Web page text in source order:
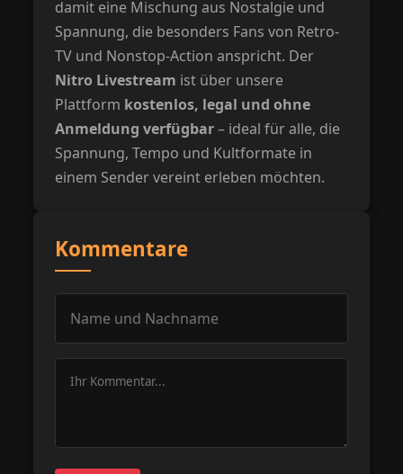
damit eine Mischung aus Nostalgie und
Spannung, die besonders Fans von Retro-
TV und Nonstop-Action anspricht. Der
Nitro Livestream ist über unsere
Plattform kostenlos, legal und ohne
Anmeldung verfügbar– ideal für alle, die
Spannung, Tempo und Kultformate in
einem Sender vereint erleben möchten.
Kommentare